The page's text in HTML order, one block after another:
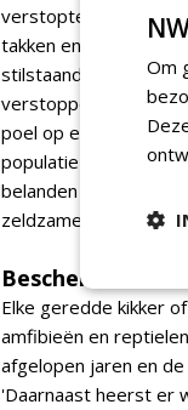
verstopte
takken en bladeren.
stilstaand water en
verstoppen en
poel op een
populatie met dertig
belanden in de
zeldzame bosmuis in
Beschermde
Elke geredde kikker
amfibieën en
afgelopen jaren en
'Daarnaast heerst er
Om